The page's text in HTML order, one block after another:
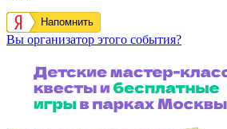
Напомнить
Вы организатор этого события?